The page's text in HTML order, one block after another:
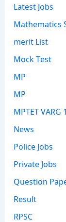
Latest Jobs
Mathematics
merit List
Mock Test
MP
MP
MPTET VARG 1
News
Police Jobs
Private Jobs
Question
Result
RPSC